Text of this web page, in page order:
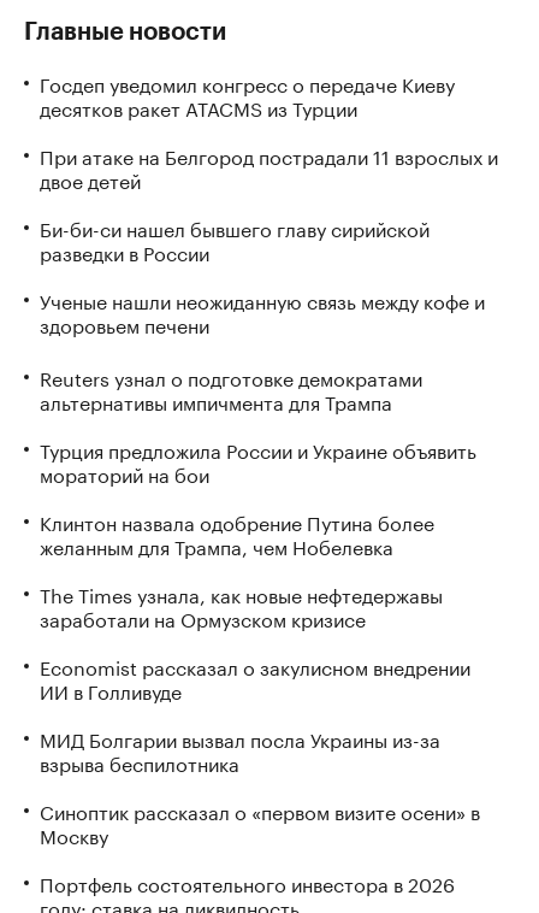
Главные новости
Госдеп уведомил конгресс о передаче Киеву
десятков ракет ATACMS из Турции
При атаке на Белгород пострадали 11 взрослых и
двое детей
Би-би-си нашел бывшего главу сирийской
разведки в России
Ученые нашли неожиданную связь между кофе и
здоровьем печени
Reuters узнал о подготовке демократами
альтернативы импичмента для Трампа
Турция предложила России и Украине объявить
мораторий на бои
Клинтон назвала одобрение Путина более
желанным для Трампа, чем Нобелевка
The Times узнала, как новые нефтедержавы
заработали на Ормузском кризисе
Economist рассказал о закулисном внедрении
ИИ в Голливуде
МИД Болгарии вызвал посла Украины из-за
взрыва беспилотника
Синоптик рассказал о «первом визите осени» в
Москву
Портфель состоятельного инвестора в 2026
году: ставка на ликвидность